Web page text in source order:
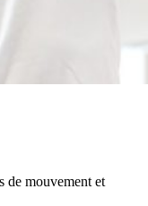
de mouvement et